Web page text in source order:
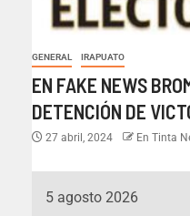
GENERAL IRAPUATO
EN FAKE NEWS
DETENCIÓN DE
27 abril, 2024 En Tinta
5 agosto 2026